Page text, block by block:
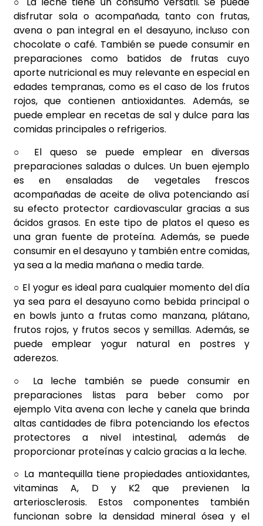
disfrutar sola o acompañada, tanto con frutas,
avena o pan integral en el desayuno, incluso con
chocolate o café. También se puede consumir en
preparaciones como batidos de frutas cuyo
aporte nutricional es muy relevante en especial en
edades tempranas, como es el caso de los frutos
rojos, que contienen antioxidantes. Además, se
puede emplear en recetas de sal y dulce para las
comidas principales o refrigerios.
○ El queso se puede emplear en diversas
preparaciones saladas o dulces. Un buen ejemplo
es en ensaladas de vegetales frescos
acompañadas de aceite de oliva potenciando así
su efecto protector cardiovascular gracias a sus
ácidos grasos. En este tipo de platos el queso es
una gran fuente de proteína. Además, se puede
consumir en el desayuno y también entre comidas,
ya sea a la media mañana o media tarde.
○ El yogur es ideal para cualquier momento del día
ya sea para el desayuno como bebida principal o
en bowls junto a frutas como manzana, plátano,
frutos rojos, y frutos secos y semillas. Además, se
puede emplear yogur natural en postres y
aderezos.
○ La leche también se puede consumir en
preparaciones listas para beber como por
ejemplo Vita avena con leche y canela que brinda
altas cantidades de fibra potenciando los efectos
protectores a nivel intestinal, además de
proporcionar proteínas y calcio gracias a la leche.
○ La mantequilla tiene propiedades antioxidantes,
vitaminas A, D y K2 que previenen la
arteriosclerosis. Estos componentes también
funcionan sobre la densidad mineral ósea y el